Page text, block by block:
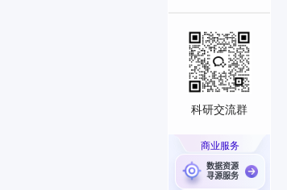
科研交流群
商业服务
数据资源
寻源服务